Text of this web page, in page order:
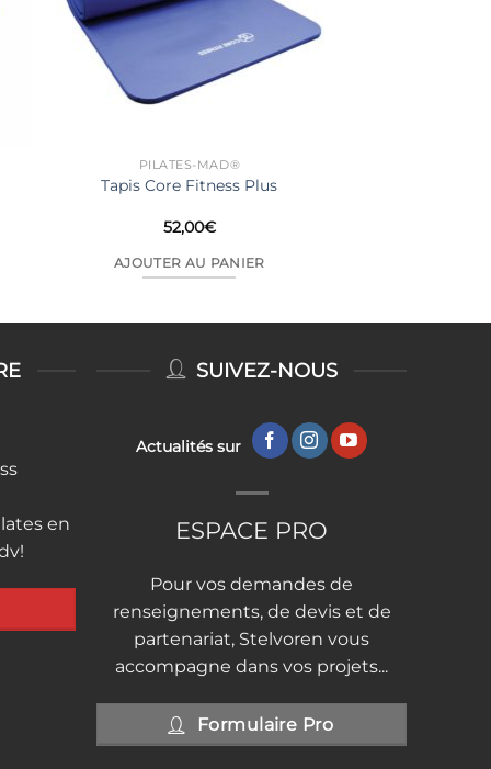
PILATES-MAD®
Tapis Core Fitness Plus
52,00€
AJOUTER AU PANIER
en
SUIVEZ-NOUS
Actualités sur
ESPACE PRO
Pour vos demandes de
renseignements, de devis et de
partenariat, Stelvoren vous
accompagne dans vos projets...
Formulaire Pro